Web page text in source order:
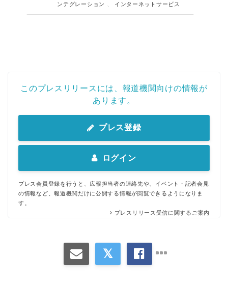
ンテグレーション
インターネットサービス
このプレスリリースには、報道機関向けの情報が
あります。
プレス登録
ログイン
プレス会員登録を行うと、広報担当者の連絡先や、イベント・記者会見
の情報など、報道機関だけに公開する情報が閲覧できるようになりま
す。
プレスリリース受信に関するご案内